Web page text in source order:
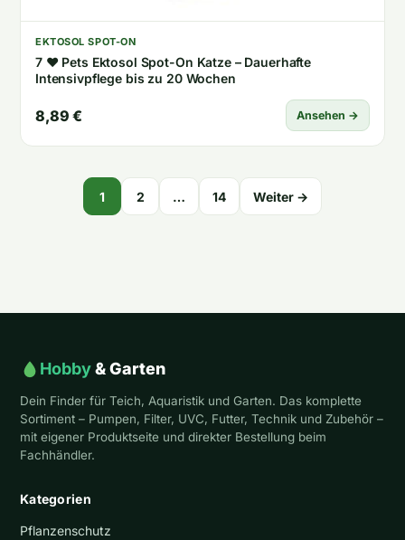
EKTOSOL SPOT-ON
7 ♥ Pets Ektosol Spot-On Katze – Dauerhafte
Intensivpflege bis zu 20 Wochen
8,89 € Ansehen →
Seitennummerierung
1 2 … 14 Weiter →
Hobby& Garten
Dein Finder für Teich, Aquaristik und Garten. Das komplette
Sortiment – Pumpen, Filter, UVC, Futter, Technik und Zubehör –
mit eigener Produktseite und direkter Bestellung beim
Fachhändler.
Kategorien
Pflanzenschutz